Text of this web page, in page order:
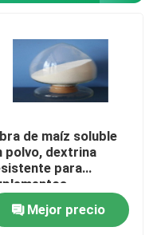
de maíz soluble
polvo, dextrina
para
Mejor precio